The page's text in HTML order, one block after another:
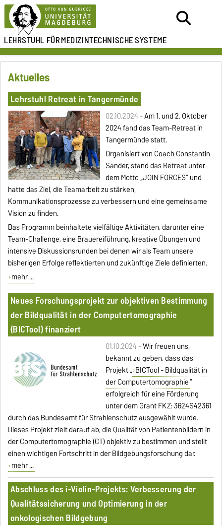
LEHRSTUHL FÜRMEDIZINTECHNISCHE SYSTEME
Aktuelles
Lehrstuhl Retreat in Tangermünde
02.10.2024 -Am 1. und 2. Oktober
2024 fand das Team-Retreat in
Tangermünde statt.
Organisiert von Coach Constantin
Sander, stand das Retreat unter
dem Motto „JOIN FORCES“ und
hatte das Ziel, die Teamarbeit zu stärken,
Kommunikationsprozesse zu verbessern und eine gemeinsame
Vision zu finden.
Das Programm beinhaltete vielfältige Aktivitäten, darunter eine
Team-Challenge, eine Brauereiführung, kreative Übungen und
intensive Diskussionsrunden bei denen wir als Team unsere
bisherigen Erfolge reflektierten und zukünftige Ziele definierten.
mehr ...
Neues Forschungsprojekt zur objektiven Bestimmung
der Bildqualität in der Computertomographie
(BICTool) finanziert
01.10.2024 -Wir freuen uns,
bekannt zu geben, dass das
Projekt „ BICTool - Bildqualität in
der Computertomographie“
erfolgreich für eine Förderung
unter dem Grant FKZ: 3624S42361
durch das Bundesamt für Strahlenschutz ausgewählt wurde.
Dieses Projekt zielt darauf ab, die Qualität von Patientenbildern in
der Computertomographie (CT) objektiv zu bestimmen und stellt
einen wichtigen Fortschritt in der Bildgebungsforschung dar.
mehr ...
Abschluss des i-Violin-Projekts: Verbesserung der
Qualitätssicherung und Optimierung in der
onkologischen Bildgebung